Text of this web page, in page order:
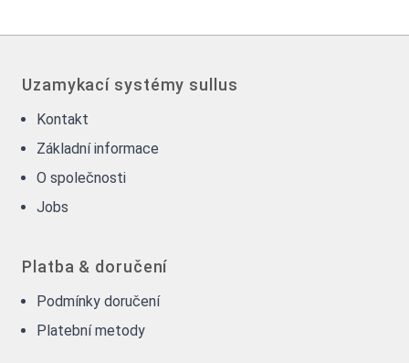
Uzamykací systémy sullus
Kontakt
Základní informace
O společnosti
Jobs
Platba & doručení
Podmínky doručení
Platební metody